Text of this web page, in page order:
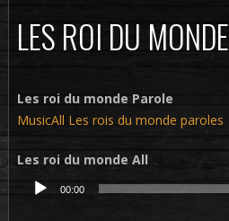
LES ROI DU MONDE
Les roi du monde Parole
MusicAll Les rois du monde paroles
Les roi du monde All
Lecteur
00:00